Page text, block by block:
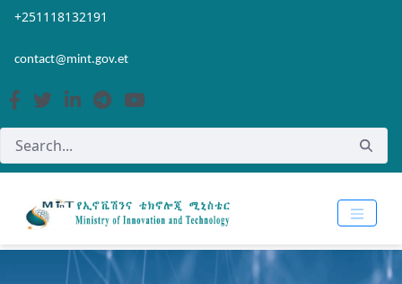
Skip to Main Content
Open Accessibility Menu
+251118132191
contact@mint.gov.et